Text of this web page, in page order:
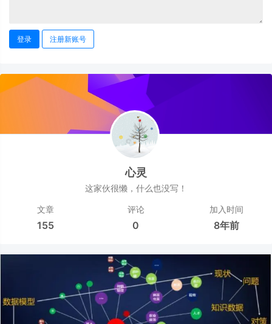
登录 注册新账号
心灵
这家伙很懒，什么也没写！
文章
155
评论
0
加入时间
8年前